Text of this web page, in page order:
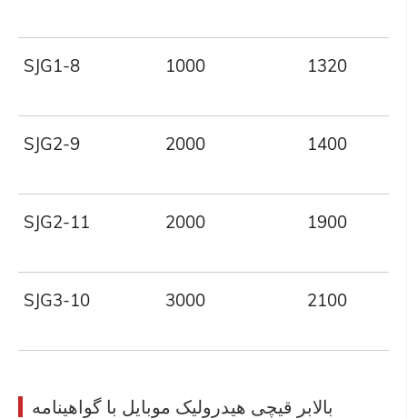
SJG1-8 1000 1320
SJG2-9 2000 1400
SJG2-11 2000 1900
SJG3-10 3000 2100
بالابر قیچی هیدرولیک موبایل با گواهینامه